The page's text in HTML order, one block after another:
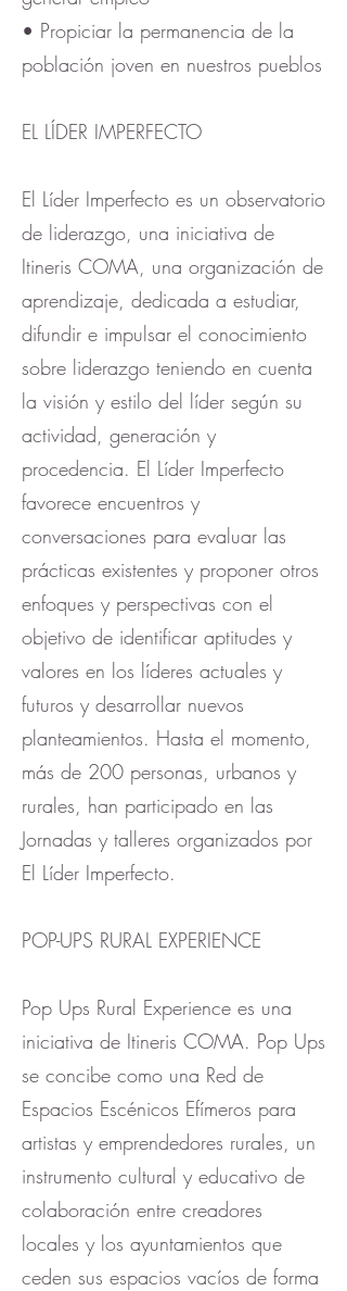
• Propiciar la permanencia de la
población joven en nuestros pueblos
EL LÍDER IMPERFECTO
El Líder Imperfecto es un observatorio
de liderazgo, una iniciativa de
Itineris COMA, una organización de
aprendizaje, dedicada a estudiar,
difundir e impulsar el conocimiento
sobre liderazgo teniendo en cuenta
la visión y estilo del líder según su
actividad, generación y
procedencia. El Líder Imperfecto
favorece encuentros y
conversaciones para evaluar las
prácticas existentes y proponer otros
enfoques y perspectivas con el
objetivo de identificar aptitudes y
valores en los líderes actuales y
futuros y desarrollar nuevos
planteamientos. Hasta el momento,
más de 200 personas, urbanos y
rurales, han participado en las
Jornadas y talleres organizados por
El Líder Imperfecto.
POP-UPS RURAL EXPERIENCE
Pop Ups Rural Experience es una
iniciativa de Itineris COMA. Pop Ups
se concibe como una Red de
Espacios Escénicos Efímeros para
artistas y emprendedores rurales, un
instrumento cultural y educativo de
colaboración entre creadores
locales y los ayuntamientos que
ceden sus espacios vacíos de forma